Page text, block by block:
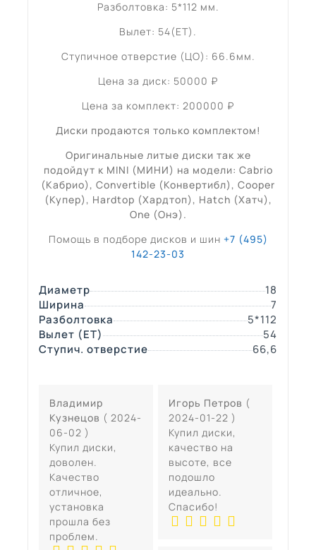
Разболтовка: 5*112 мм.
Вылет: 54(ET).
Ступичное отверстие (ЦО): 66.6мм.
Цена за диск: 50000 ₽
Цена за комплект: 200000 ₽
Диски продаются только комплектом!
Оригинальные литые диски так же
подойдут к MINI (МИНИ) на модели: Cabrio
(Кабрио), Convertible (Конвертибл), Cooper
(Купер), Hardtop (Хардтоп), Hatch (Хатч),
One (Онэ) .
Помощь в подборе дисков и шин +7 (495)
142-23-03
Диаметр
18
Ширина
7
Разболтовка
5*112
Вылет (ЕТ)
54
Ступич. отверстие
66,6
Владимир
Кузнецов ( 2024-
06-02 )
Купил диски,
доволен.
Качество
отличное,
установка
прошла без
проблем.
Игорь Петров (
2024-01-22 )
Купил диски,
качество на
высоте, все
подошло
идеально.
Спасибо!